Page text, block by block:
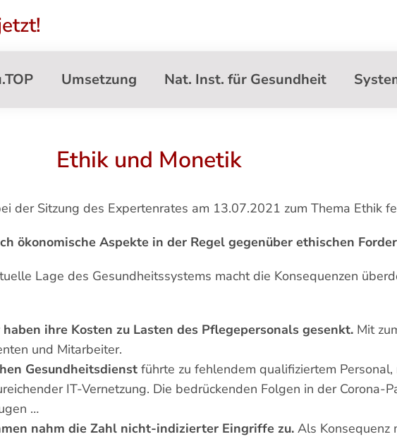
Umsetzung Nat. Inst. für Gesundheit
Ethik und Monetik
der Sitzung des Expertenrates am 13.07.2021 zum Thema Ethik
ökonomische Aspekte in der Regel gegenüber ethischen
Lage des Gesundheitssystems macht die Konsequenzen
ihre Kosten zu Lasten des Pflegepersonals gesenkt.Mit
und Mitarbeiter.
Gesundheitsdienstführte zu fehlendem qualifiziertem Personal,
IT-Vernetzung. Die bedrückenden Folgen in der Corona-
…
nahm die Zahl nicht-indizierter Eingriffe zu.Als Konsequenz